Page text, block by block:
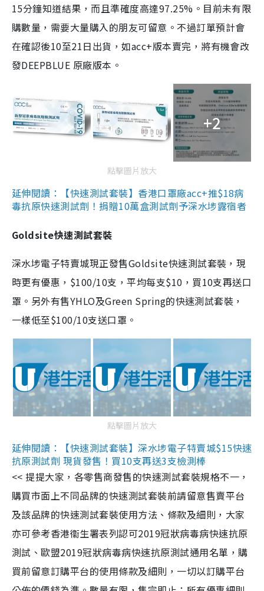
15分鐘知道結果，而且準確度高達97.25%。目前未有限
購數量，需要大量購入的朋友可留意。不過訂單預計會
在確認後10至21日出貨，如acc+版本賣完，將有機會改
發DEEPBLUE 原廠版本。
+2
點擊圖片放大
延伸閱讀：【快速測試套裝】香港口罩廠acc+推$18病
毒抗原快速測試劑！捐贈10萬盒測試劑予深水埗露宿者
Goldsite快速測試套裝
深水埗電子特賣城現正發售Goldsite快速測試套裝，現
時更有優惠，$100/10支，平均每支$10，買10支再送口
罩。另外有售YHLO及Green Spring的快速測試套裝，
一樣低至$100/10支送口罩。
點擊圖片放大
延伸閱讀：【快速測試套裝】深水埗電子特賣城$15快速
抗原測試劑 現貨發售！買10支再送3支檢測棒
<< 提提大家，各零售商發售的快速測試套裝規格不一，
購買市面上不同品牌的快速測試套裝前請留意售賣平台
及該品牌的快速測試套裝使用方法、條款及細則，大家
亦可參考香港衞生署表列認可2019冠狀病毒病快速抗原
測試、歐盟2019冠狀病毒病快速抗原測試通用名單，購
買前留意訂購平台的使用條款及細則，一切以訂購平台